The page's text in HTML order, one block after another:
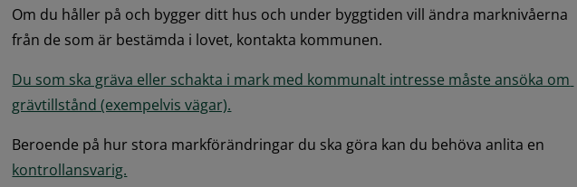
Om du håller på och bygger ditt hus och under byggtiden vill ändra marknivåerna
från de som är bestämda i lovet, kontakta kommunen.
Du som ska gräva eller schakta i mark med kommunalt intresse måste ansöka om
grävtillstånd (exempelvis vägar).
kontrollansvarig.